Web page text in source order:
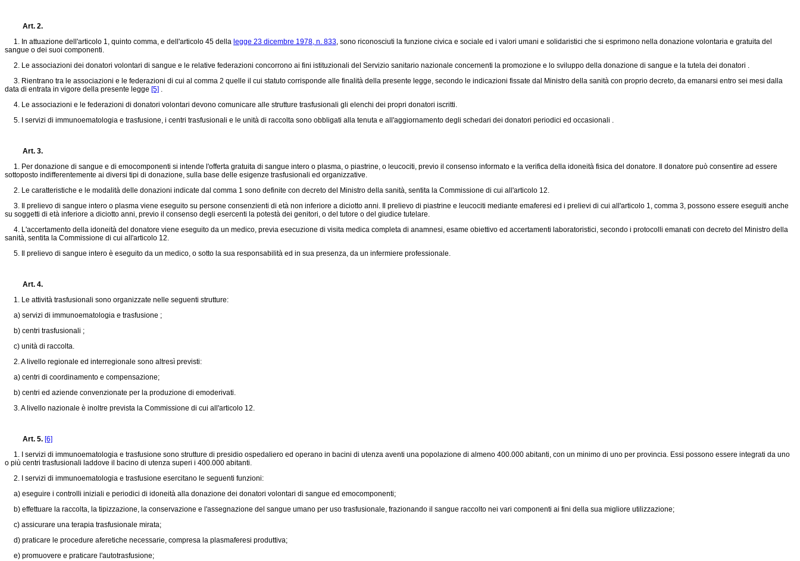
Art. 2.
1. In attuazione dell'articolo 1, quinto comma, e dell'articolo 45 della legge 23 dicembre 1978, n. 833, sono riconosciuti la funzione civica e sociale ed i valori umani e solidaristici che si esprimono nella donazione volontaria e gratuita del
sangue o dei suoi componenti.
2. Le associazioni dei donatori volontari di sangue e le relative federazioni concorrono ai fini istituzionali del Servizio sanitario nazionale concernenti la promozione e lo sviluppo della donazione di sangue e la tutela dei donatori .
3. Rientrano tra le associazioni e le federazioni di cui al comma 2 quelle il cui statuto corrisponde alle finalità della presente legge, secondo le indicazioni fissate dal Ministro della sanità con proprio decreto, da emanarsi entro sei mesi dalla
data di entrata in vigore della presente legge [5] .
4. Le associazioni e le federazioni di donatori volontari devono comunicare alle strutture trasfusionali gli elenchi dei propri donatori iscritti.
5. I servizi di immunoematologia e trasfusione, i centri trasfusionali e le unità di raccolta sono obbligati alla tenuta e all'aggiornamento degli schedari dei donatori periodici ed occasionali .
Art. 3.
1. Per donazione di sangue e di emocomponenti si intende l'offerta gratuita di sangue intero o plasma, o piastrine, o leucociti, previo il consenso informato e la verifica della idoneità fisica del donatore. Il donatore può consentire ad essere
sottoposto indifferentemente ai diversi tipi di donazione, sulla base delle esigenze trasfusionali ed organizzative.
2. Le caratteristiche e le modalità delle donazioni indicate dal comma 1 sono definite con decreto del Ministro della sanità, sentita la Commissione di cui all'articolo 12.
3. Il prelievo di sangue intero o plasma viene eseguito su persone consenzienti di età non inferiore a diciotto anni. Il prelievo di piastrine e leucociti mediante emaferesi ed i prelievi di cui all'articolo 1, comma 3, possono essere eseguiti anche
su soggetti di età inferiore a diciotto anni, previo il consenso degli esercenti la potestà dei genitori, o del tutore o del giudice tutelare.
4. L'accertamento della idoneità del donatore viene eseguito da un medico, previa esecuzione di visita medica completa di anamnesi, esame obiettivo ed accertamenti laboratoristici, secondo i protocolli emanati con decreto del Ministro della
sanità, sentita la Commissione di cui all'articolo 12.
5. Il prelievo di sangue intero è eseguito da un medico, o sotto la sua responsabilità ed in sua presenza, da un infermiere professionale.
Art. 4.
1. Le attività trasfusionali sono organizzate nelle seguenti strutture:
a) servizi di immunoematologia e trasfusione ;
b) centri trasfusionali ;
c) unità di raccolta.
2. A livello regionale ed interregionale sono altresì previsti:
a) centri di coordinamento e compensazione;
b) centri ed aziende convenzionate per la produzione di emoderivati.
3. A livello nazionale è inoltre prevista la Commissione di cui all'articolo 12.
Art. 5. [6]
1. I servizi di immunoematologia e trasfusione sono strutture di presidio ospedaliero ed operano in bacini di utenza aventi una popolazione di almeno 400.000 abitanti, con un minimo di uno per provincia. Essi possono essere integrati da uno
o più centri trasfusionali laddove il bacino di utenza superi i 400.000 abitanti.
2. I servizi di immunoematologia e trasfusione esercitano le seguenti funzioni:
a) eseguire i controlli iniziali e periodici di idoneità alla donazione dei donatori volontari di sangue ed emocomponenti;
b) effettuare la raccolta, la tipizzazione, la conservazione e l'assegnazione del sangue umano per uso trasfusionale, frazionando il sangue raccolto nei vari componenti ai fini della sua migliore utilizzazione;
c) assicurare una terapia trasfusionale mirata;
d) praticare le procedure aferetiche necessarie, compresa la plasmaferesi produttiva;
e) promuovere e praticare l'autotrasfusione;